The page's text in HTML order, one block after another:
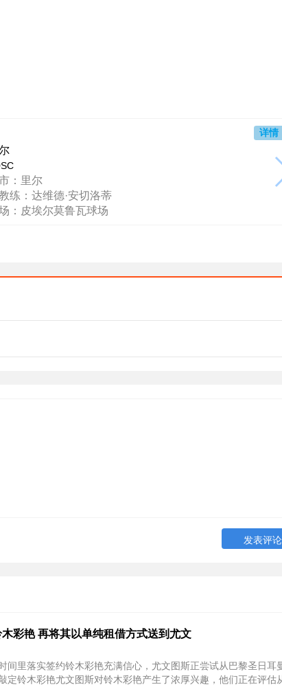
详情
：里尔
练：达维德·安切洛蒂
：皮埃尔莫鲁瓦球场
彩艳 再将其以单纯租借方式送到尤文
间里落实签约铃木彩艳充满信心，尤文图斯正尝试从巴黎圣日耳
定铃木彩艳尤文图斯对铃木彩艳产生了浓厚兴趣，他们正在评估